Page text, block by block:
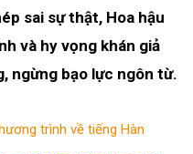
sai sự thật, Hoa hậu
và hy vọng khán giả
ngừng bạo lực ngôn từ.
trình về tiếng Hàn